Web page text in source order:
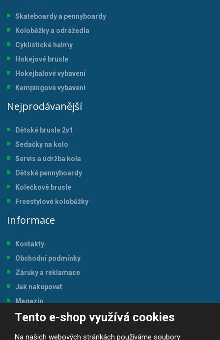
Tento e-shop využívá cookies
Na našich webových stránkách používáme soubory
Skateboardy a pennyboardy
Koloběžky a odrážedla
Cyklistické helmy
Hokejové brusle
Hokejbalové vybavení
Kempingové vybavení
Nejprodávanější
Dětské brusle 2v1
Sedačky na kolo
Servis a údržba kola
Dětské pennyboardy
Kolečkové brusle
Freestylové koloběžky
Informace
Kontakty
Obchodní podmínky
Záruky a reklamace
Jak nakupovat
Magazín
Tabulka velikostí